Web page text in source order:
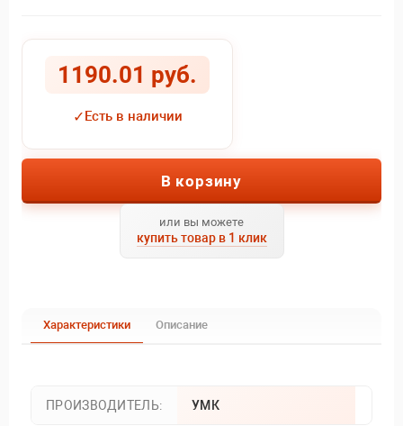
1190.01 руб.
✓Есть в наличии
В корзину
или вы можете
купить товар в 1 клик
Характеристики Описание
ПРОИЗВОДИТЕЛЬ: УМК